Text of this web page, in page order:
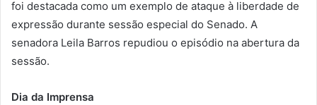
foi destacada como um exemplo de ataque à liberdade de
expressão durante sessão especial do Senado. A
senadora Leila Barros repudiou o episódio na abertura da
sessão.
Dia da Imprensa